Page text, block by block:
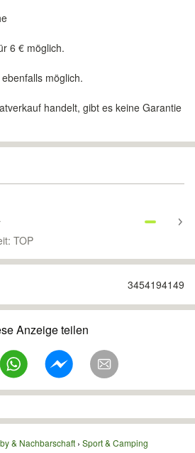
6 € möglich.
möglich.
handelt, gibt es keine Garantie
TOP
3454194149
Anzeige teilen
& Nachbarschaft Sport & Camping